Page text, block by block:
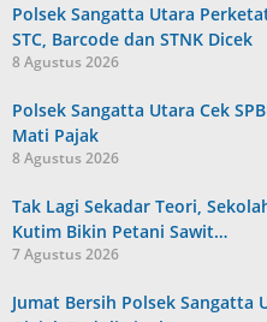
Polsek Sangatta Utara
STC, Barcode dan STNK Dicek
8 Agustus 2026
Polsek Sangatta Utara Cek
Mati Pajak
8 Agustus 2026
Tak Lagi Sekadar Teori,
Kutim Bikin Petani Sawit…
7 Agustus 2026
Jumat Bersih Polsek Sangatta